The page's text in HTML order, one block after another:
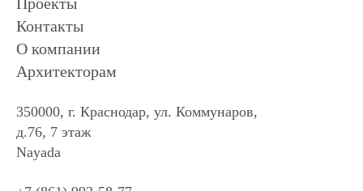
Контакты
О компании
Архитекторам
350000, г. Краснодар, ул. Коммунаров,
д.76, 7 этаж
Nayada